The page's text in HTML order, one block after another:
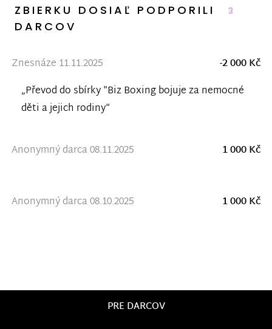
ZBIERKU DOSIAĽ PODPORILI 3
DARCOV
Znesnáze 11.11.2025
-2 000 Kč
„Převod do sbírky "Biz Boxing bojuje za nemocné
děti a jejich rodiny“
Anonymný darca 08.11.2025 1 000 Kč
Anonymný darca 08.10.2025 1 000 Kč
PRE DARCOV